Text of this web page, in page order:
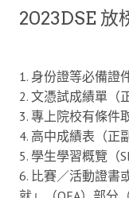
2023DSE 放
1. 身份證等必備證
2. 文憑試成績單（
3. 專上院校有條件
4. 高中成績表（正
5. 學生學習概覽（
6. 比賽／活動證書